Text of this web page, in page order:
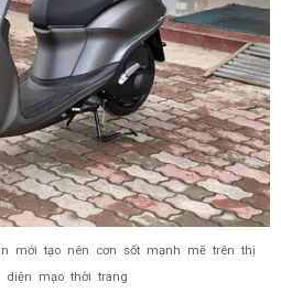
mới tạo nên cơn sốt mạnh mẽ trên thị
diện mạo thời trang